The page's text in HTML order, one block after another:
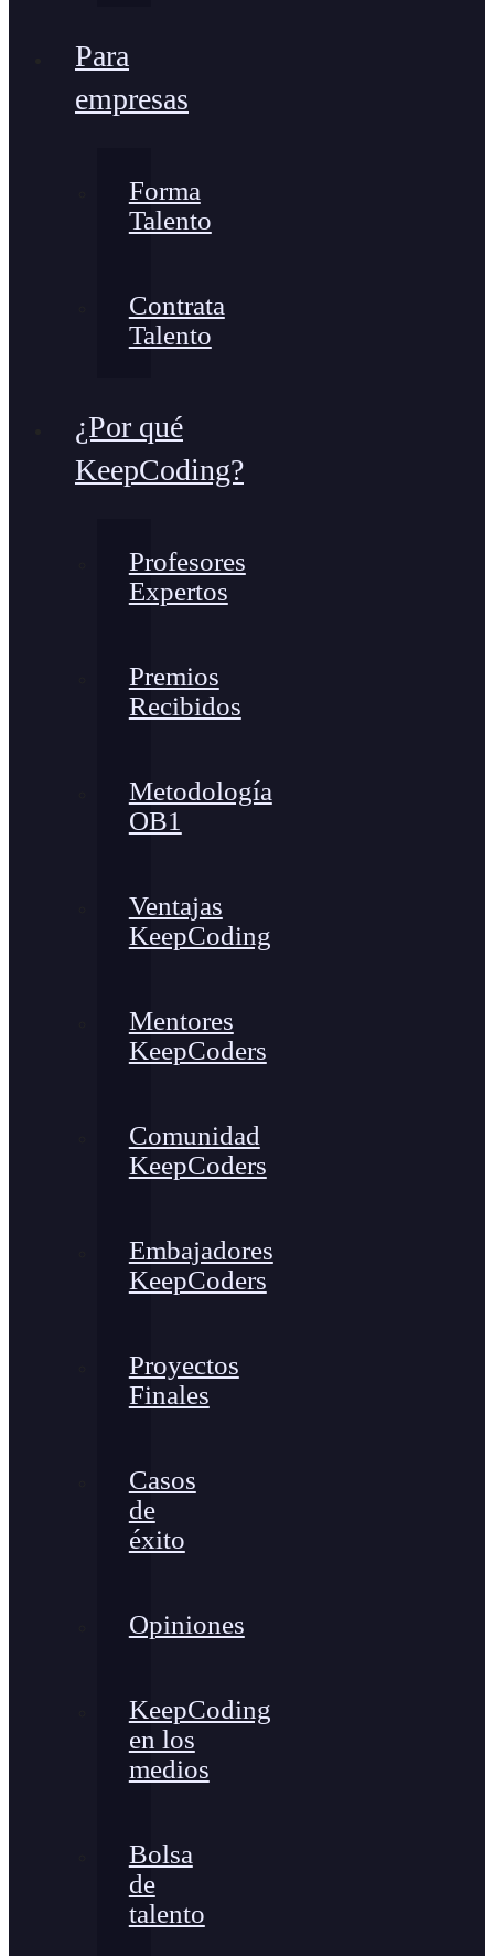
Para
empresas
Forma
Talento
Contrata
Talento
¿Por qué
KeepCoding?
Profesores
Expertos
Premios
Recibidos
Metodología
OB1
Ventajas
KeepCoding
Mentores
KeepCoders
Comunidad
KeepCoders
Embajadores
KeepCoders
Proyectos
Finales
Casos
de
éxito
Opiniones
KeepCoding
en los
medios
Bolsa
de
talento